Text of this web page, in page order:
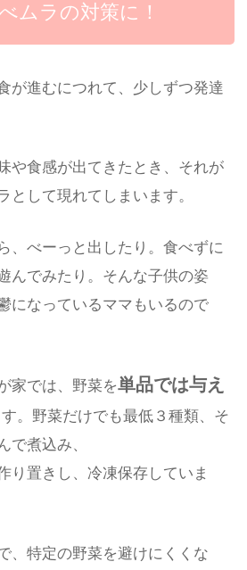
ムラの対策に！
が進むにつれて、少しずつ発達
や食感が出てきたとき、それが
として現れてしまいます。
、べーっと出したり。食べずに
んでみたり。そんな子供の姿
になっているママもいるので
家では、野菜を単品では与え
。野菜だけでも最低３種類、そ
で煮込み、
り置きし、冷凍保存していま
、特定の野菜を避けにくくな